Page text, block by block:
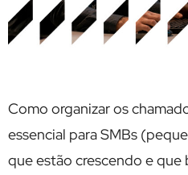
Como organizar os
essencial para SMBs
que estão crescendo e que